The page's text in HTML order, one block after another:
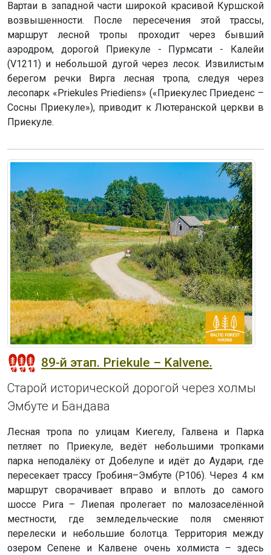
Вартаи в западной части широкой красивой Куршской
возвышенности. После пересечения этой трассы,
маршрут лесной тропы проходит через бывший
аэродром, дорогой Приекуле - Пурмсати - Калейи
(V1211) и небольшой дугой через лесок. Извилистым
берегом речки Вирга лесная тропа, следуя через
лесопарк «Priekules Priediens» («Приекулес Приеденс –
Сосны Приекуле»), приводит к Лютеранской церкви в
Приекуле.
89-й этап. Priekule – Kalvene.
Старой исторической дорогой через холмы
Эмбуте и Бандава
Лесная тропа по улицам Киегелу, Галвена и Парка
петляет по Приекуле, ведёт небольшими тропками
парка неподалёку от Добелупе и идёт до Аудари, где
пересекает трассу Гробиня–Эмбуте (P106). Через 4 км
маршрут сворачивает вправо и вплоть до самого
шоссе Рига – Лиепая пролегает по малозаселённой
местности, где земледельческие поля сменяют
перелески и небольшие болотца. Территория между
озером Сепене и Калвене очень холмиста – здесь